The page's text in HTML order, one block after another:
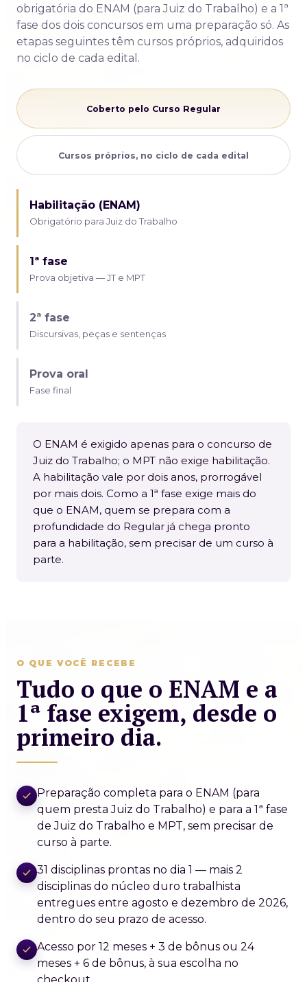
obrigatória do ENAM (para Juiz do Trabalho) e a 1ª
fase dos dois concursos em uma preparação só. As
etapas seguintes têm cursos próprios, adquiridos
no ciclo de cada edital.
Coberto pelo Curso Regular
Cursos próprios, no ciclo de cada edital
Habilitação (ENAM)
Obrigatório para Juiz do Trabalho
1ª fase
Prova objetiva — JT e MPT
2ª fase
Discursivas, peças e sentenças
Prova oral
Fase final
O ENAM é exigido apenas para o concurso de
Juiz do Trabalho; o MPT não exige habilitação.
A habilitação vale por dois anos, prorrogável
por mais dois. Como a 1ª fase exige mais do
que o ENAM, quem se prepara com a
profundidade do Regular já chega pronto
para a habilitação, sem precisar de um curso à
parte.
O QUE VOCÊ RECEBE
Tudo o que o ENAM e a
1ª fase exigem, desde o
primeiro dia.
Preparação completa para o ENAM (para
quem presta Juiz do Trabalho) e para a 1ª fase
de Juiz do Trabalho e MPT, sem precisar de
curso à parte.
31 disciplinas prontas no dia 1 — mais 2
disciplinas do núcleo duro trabalhista
entregues entre agosto e dezembro de 2026,
dentro do seu prazo de acesso.
Acesso por 12 meses + 3 de bônus ou 24
meses + 6 de bônus, à sua escolha no